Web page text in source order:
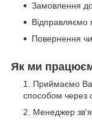
Замовлення
Відправляємо
Повернення
Як ми
Приймаємо
способом через
Менеджер